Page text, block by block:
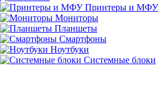
Принтеры и МФУ
Мониторы
Планшеты
Смартфоны
Ноутбуки
Системные блоки